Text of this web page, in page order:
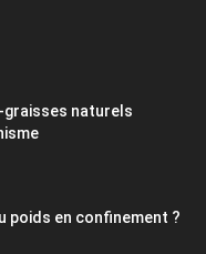
graisses naturels
poids en confinement ?